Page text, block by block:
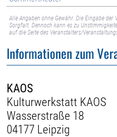
Alle Angaben ohne Gewähr. Die Eingabe
Sorgfalt. Dennoch kann es zu
auf die Seite des Veranstalters/
Informationen zum
KAOS
Kulturwerkstatt KAOS
Wasserstraße 18
04177 Leipzig